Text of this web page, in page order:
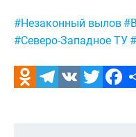
Метки:
#Незаконный вылов
#Северо-Западное ТУ